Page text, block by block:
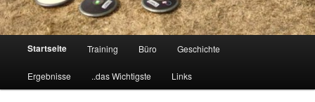
HauptmenüStartseite Training Büro Geschichte
Ergebnisse ..das Wichtigste Links